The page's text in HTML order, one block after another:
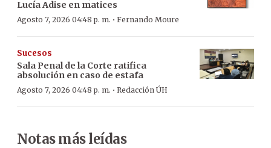
Lucía Adise en matices
Agosto 7, 2026 04:48 p. m. · Fernando Moure
Sucesos
Sala Penal de la Corte ratifica
absolución en caso de estafa
Agosto 7, 2026 04:48 p. m. · Redacción ÚH
Notas más leídas